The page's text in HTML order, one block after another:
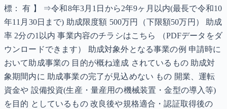
標： 有 】 ⇒令和8年3月1日から2年9ヶ月以内(最長で令和10
年11月30日まで) 助成限度額 500万円（下限額50万円） 助成
率 2分の1以内 事業内容のチラシはこちら （PDFデータをダ
ウンロードできます） 助成対象外となる事業の例 申請時に
おいて助成事業の 目的が概ね達成 されているもの 助成対
象期間内に 助成事業の完了が見込めない もの 開業、運転
資金や 設備投資(生産・量産用の機械装置・金型の導入等)
を目的 としているもの 改良後や規格適合・認証取得後の